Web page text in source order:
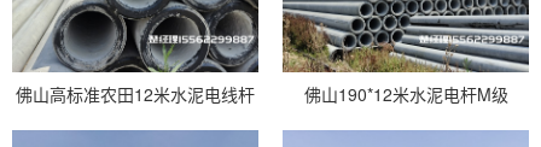
佛山高标准农田12米水泥电线杆 佛山190*12米水泥电杆M级